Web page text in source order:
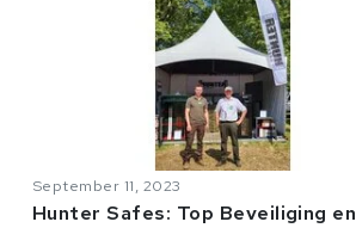
September 11, 2023
Hunter Safes: Top Beveiliging en